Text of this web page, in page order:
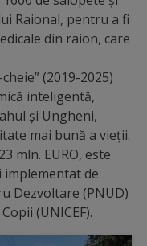
Raional, pentru a fi
din raion, care
(2019-2025)
inteligentă,
și Ungheni,
mai bună a vieții.
mln. EURO, este
de
Dezvoltare (PNUD)
(UNICEF).